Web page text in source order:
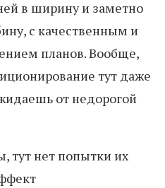
в ширину и заметно
с качественным и
планов. Вообще,
тут даже
от недорогой
тут нет попытки их